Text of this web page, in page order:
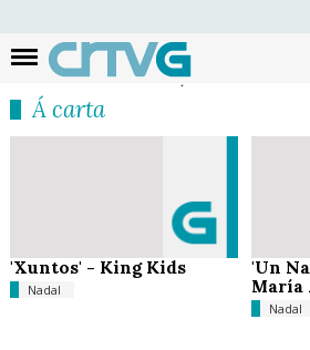
Á carta
'Xuntos' - King Kids
Nadal
'Un
María
Nadal